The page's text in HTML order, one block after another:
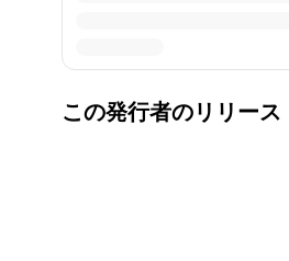
この発行者のリリース